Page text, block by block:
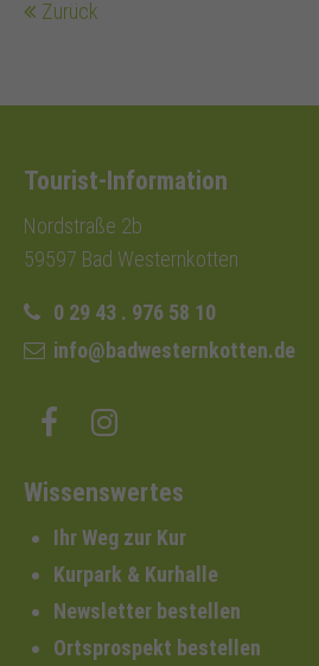
Zurück
Tourist-Information
Nordstraße 2b
59597 Bad Westernkotten
0 29 43 . 976 58 10
info@badwesternkotten.de
Wissenswertes
Ihr Weg zur Kur
Kurpark & Kurhalle
Newsletter bestellen
Ortsprospekt bestellen